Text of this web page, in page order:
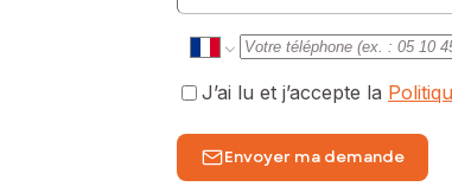
J’ai lu et j’accepte la
Envoyer ma demande